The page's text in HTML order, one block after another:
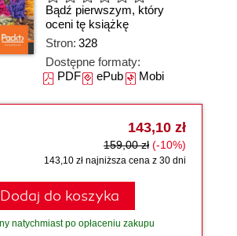
Bądź pierwszym, który
oceni tę książkę
Stron: 328
Dostępne formaty:
PDFePubMobi
143,10 zł
159,00 zł (-10%)
143,10 zł najniższa cena z 30 dni
Dodaj do koszyka
natychmiast po opłaceniu zakupu